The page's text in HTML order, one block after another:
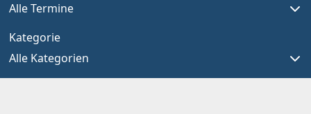
Alle Termine
Kategorie
Alle Kategorien